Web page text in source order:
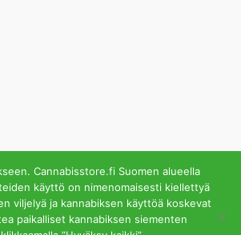
Cannabisstore.fi Suomen alueella
käyttö on nimenomaisesti kiellettyä
viljelyä ja kannabiksen käyttöä koskevat
paikalliset kannabiksen siementen